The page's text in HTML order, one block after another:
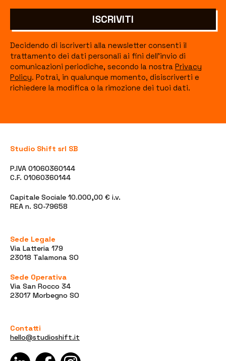
ISCRIVITI
Decidendo di iscriverti alla newsletter consenti il
trattamento dei dati personali ai fini dell'invio di
comunicazioni periodiche, secondo la nostra Privacy
Policy. Potrai, in qualunque momento, disiscriverti e
richiedere la modifica o la rimozione dei tuoi dati.
Studio Shift srl SB
P.IVA 01060360144
C.F. 01060360144
Capitale Sociale 10.000,00 € i.v.
REA n. SO-79658
Sede Legale
Via Latteria 179
23018 Talamona SO
Sede Operativa
Via San Rocco 34
23017 Morbegno SO
Contatti
hello@studioshift.it